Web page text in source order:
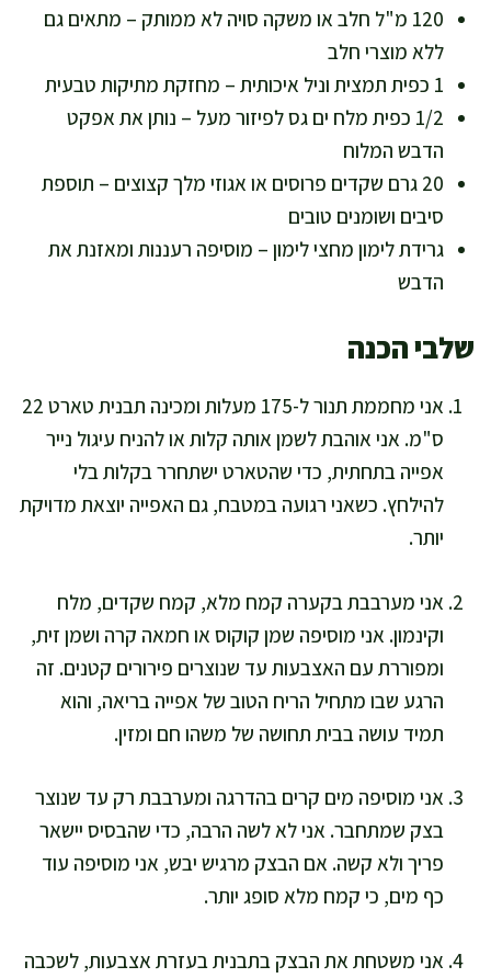
120 מ"ל חלב או משקה סויה לא ממותק – מתאים גם
ללא מוצרי חלב
1 כפית תמצית וניל איכותית – מחזקת מתיקות טבעית
1/2 כפית מלח ים גס לפיזור מעל – נותן את אפקט
הדבש המלוח
20 גרם שקדים פרוסים או אגוזי מלך קצוצים – תוספת
סיבים ושומנים טובים
גרידת לימון מחצי לימון – מוסיפה רעננות ומאזנת את
הדבש
שלבי הכנה
אני מחממת תנור ל-175 מעלות ומכינה תבנית טארט 22
ס"מ. אני אוהבת לשמן אותה קלות או להניח עיגול נייר
אפייה בתחתית, כדי שהטארט ישתחרר בקלות בלי
להילחץ. כשאני רגועה במטבח, גם האפייה יוצאת מדויקת
יותר.
אני מערבבת בקערה קמח מלא, קמח שקדים, מלח
וקינמון. אני מוסיפה שמן קוקוס או חמאה קרה ושמן זית,
ומפוררת עם האצבעות עד שנוצרים פירורים קטנים. זה
הרגע שבו מתחיל הריח הטוב של אפייה בריאה, והוא
תמיד עושה בבית תחושה של משהו חם ומזין.
אני מוסיפה מים קרים בהדרגה ומערבבת רק עד שנוצר
בצק שמתחבר. אני לא לשה הרבה, כדי שהבסיס יישאר
פריך ולא קשה. אם הבצק מרגיש יבש, אני מוסיפה עוד
כף מים, כי קמח מלא סופג יותר.
אני משטחת את הבצק בתבנית בעזרת אצבעות, לשכבה